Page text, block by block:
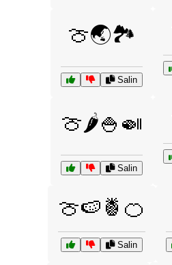
🍈🌏🏞️
Salin
🍈🌶️🍚🍛
Salin
🍈🍉🍍🍊
Salin